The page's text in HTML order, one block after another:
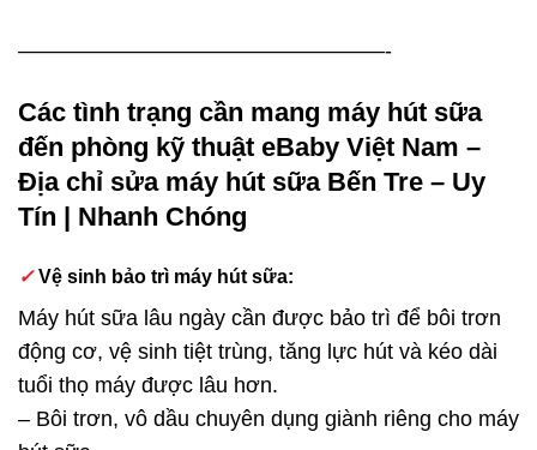
—————————————————-
Các tình trạng cần mang máy hút sữa
đến phòng kỹ thuật eBaby Việt Nam –
Địa chỉ sửa máy hút sữa Bến Tre – Uy
Tín | Nhanh Chóng
✓Vệ sinh bảo trì máy hút sữa:
Máy hút sữa lâu ngày cần được bảo trì để bôi trơn
động cơ, vệ sinh tiệt trùng, tăng lực hút và kéo dài
tuổi thọ máy được lâu hơn.
– Bôi trơn, vô dầu chuyên dụng giành riêng cho máy